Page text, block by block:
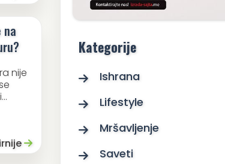
na
nije
Kategorije
Ishrana
Lifestyle
Mršavljenje
Saveti